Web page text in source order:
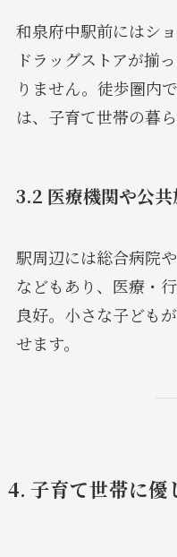
和泉府中駅前にはシ
ドラッグストアが揃
りません。徒歩圏内
は、子育て世帯の暮
3.2 医療機関や公
駅周辺には総合病院
などもあり、医療・
良好。小さな子ども
せます。
4. 子育て世帯に優